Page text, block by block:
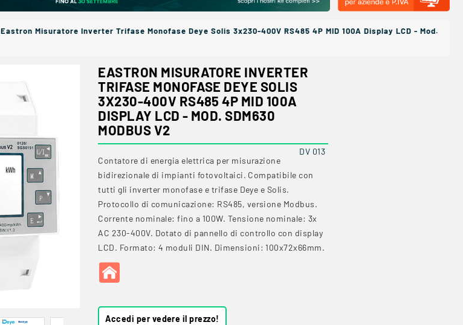
Eastron Misuratore Inverter Trifase Monofase Deye Solis 3x230-400V RS485 4P MID 100A Display LCD - Mod.
EASTRON MISURATORE INVERTER
TRIFASE MONOFASE DEYE SOLIS
3X230-400V RS485 4P MID 100A
DISPLAY LCD - MOD. SDM630
MODBUS V2
DV 013
Contatore di energia elettrica per misurazione
bidirezionale di impianti fotovoltaici. Compatibile con
tutti gli inverter monofase e trifase Deye e Solis.
Protocollo di comunicazione: RS485, versione Modbus.
Corrente nominale: fino a 100W. Tensione nominale: 3x
AC 230-400V. Dotato di pannello di controllo con display
LCD. Formato: 4 moduli DIN. Dimensioni: 100x72x66mm.
Accedi per vedere il prezzo!